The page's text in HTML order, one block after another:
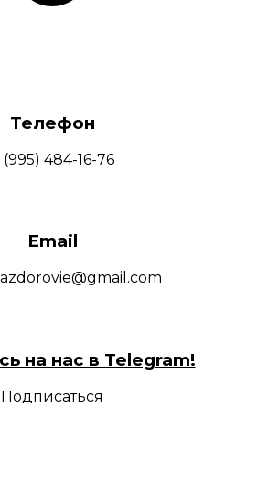
Телефон
(995) 484-16-76
Email
на нас в Telegram!
Подписаться